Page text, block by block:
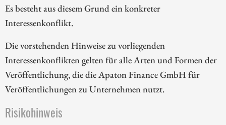
Es besteht aus diesem Grund ein konkreter
Interessenkonflikt.
Die vorstehenden Hinweise zu vorliegenden
Interessenkonflikten gelten für alle Arten und Formen der
Veröffentlichung, die die Apaton Finance GmbH für
Veröffentlichungen zu Unternehmen nutzt.
Risikohinweis